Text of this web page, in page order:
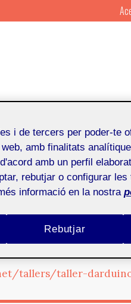
Mosaic
tallers/taller-
i de tercers per poder-te
amb finalitats
amb un perfil
rebutjar o configurar
informació en la nostra
Rebutjar